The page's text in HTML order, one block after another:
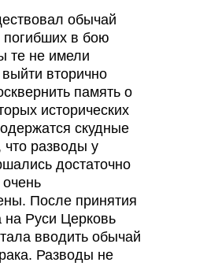
обычай
погибших в бою
те не имели
вторично
память о
исторических
скудные
что разводы у
достаточно
После принятия
на Руси Церковь
вводить обычай
Разводы не